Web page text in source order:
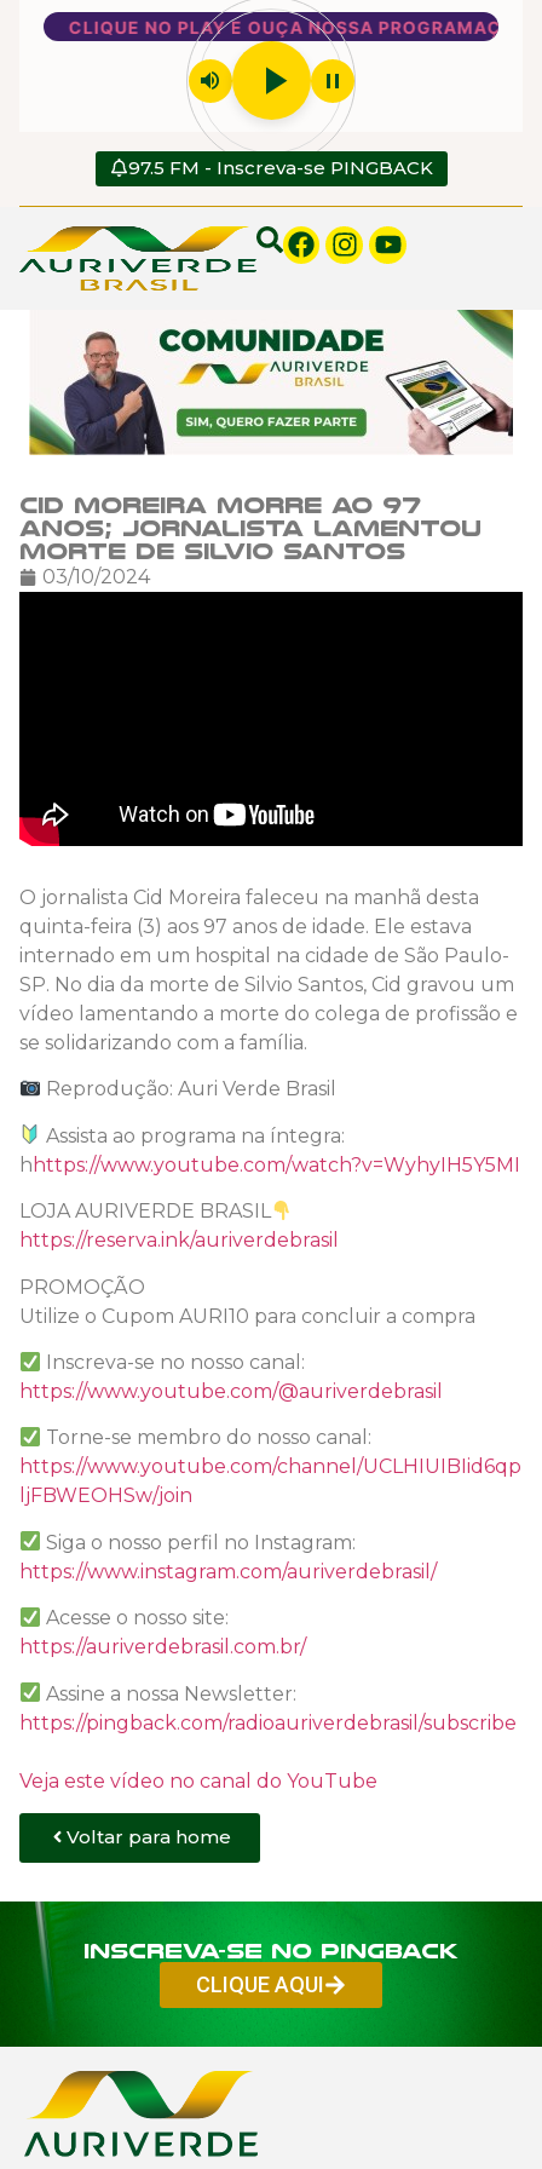
CLIQUE NO PLAY E OUÇA NOSSA PROGRAMAÇÃO
volume_up play_arrow pause
97.5 FM - Inscreva-se PINGBACK
Cid Moreira morre ao 97
anos; jornalista lamentou
morte de Silvio Santos
03/10/2024
O jornalista Cid Moreira faleceu na manhã desta
quinta-feira (3) aos 97 anos de idade. Ele estava
internado em um hospital na cidade de São Paulo-
SP. No dia da morte de Silvio Santos, Cid gravou um
vídeo lamentando a morte do colega de profissão e
se solidarizando com a família.
Reprodução: Auri Verde Brasil
Assista ao programa na íntegra:
h https://www.youtube.com/watch?v=WyhyIH5Y5MI
LOJA AURIVERDE BRASIL
https://reserva.ink/auriverdebrasil
PROMOÇÃO
Utilize o Cupom AURI10 para concluir a compra
Inscreva-se no nosso canal:
https://www.youtube.com/@auriverdebrasil
Torne-se membro do nosso canal:
https://www.youtube.com/channel/UCLHIUIBIid6qp
ljFBWEOHSw/join
Siga o nosso perfil no Instagram:
https://www.instagram.com/auriverdebrasil/
Acesse o nosso site:
https://auriverdebrasil.com.br/
Assine a nossa Newsletter:
https://pingback.com/radioauriverdebrasil/subscribe
Veja este vídeo no canal do YouTube
Voltar para home
Inscreva-se no PINGBACK
CLIQUE AQUI